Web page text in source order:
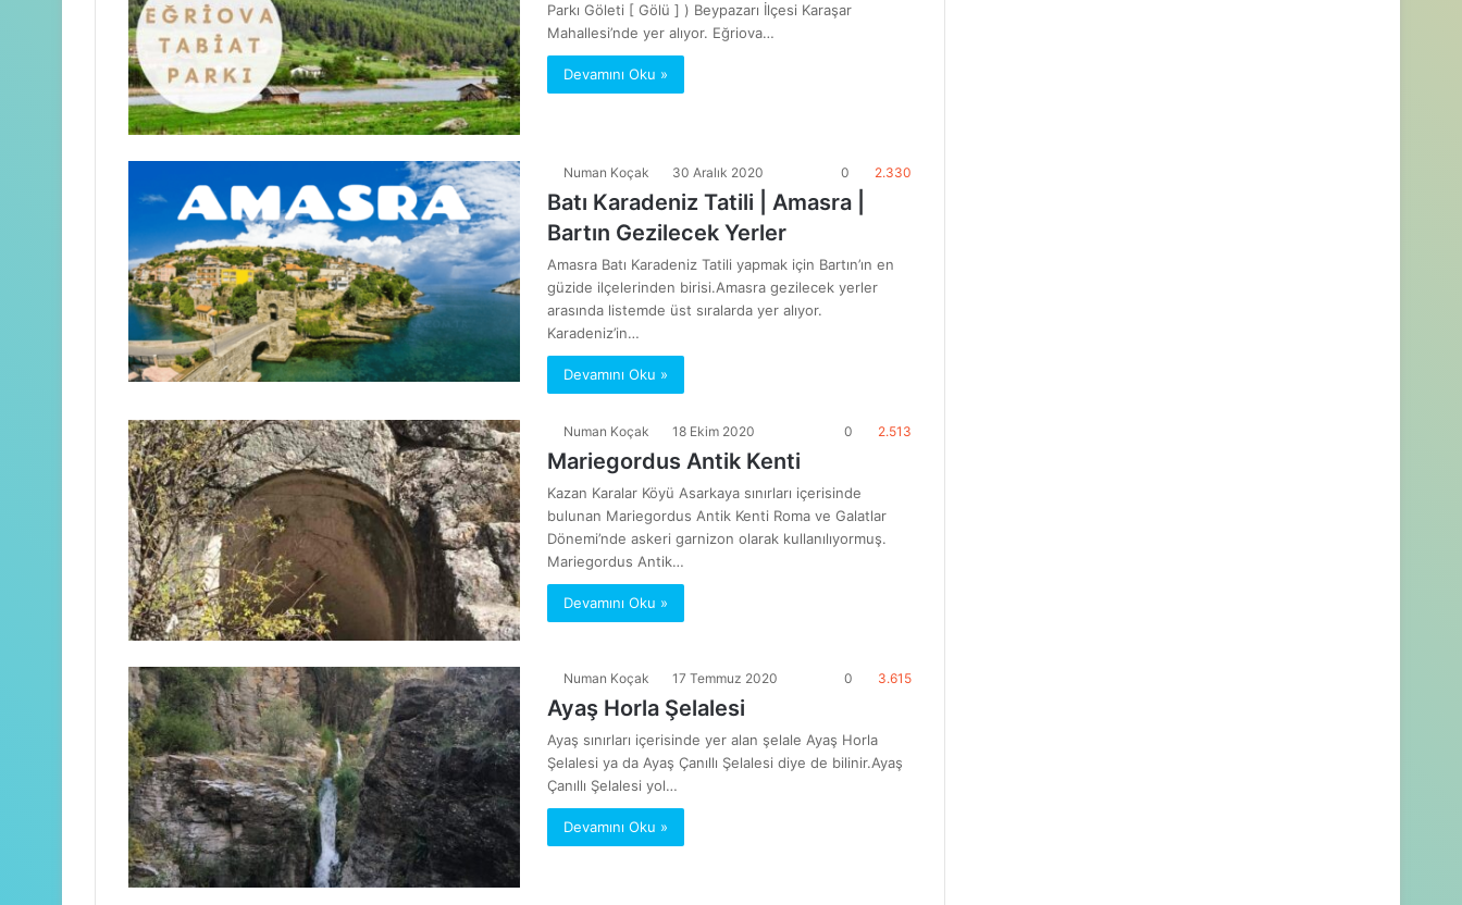
Parkı Göleti [ Gölü ] ) Beypazarı İlçesi Karaşar
Mahallesi’nde yer alıyor. Eğriova…
Devamını Oku »
Numan Koçak 30 Aralık 2020 0 2.330
Batı Karadeniz Tatili | Amasra |
Bartın Gezilecek Yerler
Amasra Batı Karadeniz Tatili yapmak için Bartın’ın en
güzide ilçelerinden birisi.Amasra gezilecek yerler
arasında listemde üst sıralarda yer alıyor.
Karadeniz’in…
Devamını Oku »
Numan Koçak 18 Ekim 2020 0 2.513
Mariegordus Antik Kenti
Kazan Karalar Köyü Asarkaya sınırları içerisinde
bulunan Mariegordus Antik Kenti Roma ve Galatlar
Dönemi’nde askeri garnizon olarak kullanılıyormuş.
Mariegordus Antik…
Devamını Oku »
Numan Koçak 17 Temmuz 2020 0 3.615
Ayaş Horla Şelalesi
Ayaş sınırları içerisinde yer alan şelale Ayaş Horla
Şelalesi ya da Ayaş Çanıllı Şelalesi diye de bilinir.Ayaş
Çanıllı Şelalesi yol…
Devamını Oku »